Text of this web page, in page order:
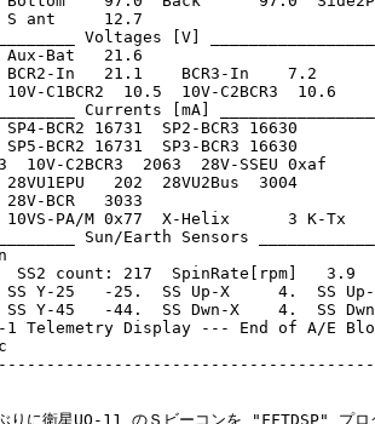
S ant     12.7
Voltages [V]
Bat   21.6
BCR2-In   21.1    BCR3-In    7.2
C1BCR2  10.5  10V-C2BCR3  10.6
Currents [mA]
BCR2 16731  SP2-BCR3 16630
BCR2 16731  SP3-BCR3 16630
10V-C2BCR3  2063  28V-SSEU 0xaf
202  28VU2Bus  3004
BCR   3033
10VS-PA/M 0x77  X-Helix      3 K-Tx
Sun/Earth Sensors
SS2 count: 217  SpinRate[rpm]   3.9
Y-25   -25.  SS Up-X     4.  SS
Y-45   -44.  SS Dwn-X    4.  SS
1 Telemetry Display --- End of A/E
に衛星UO-11 のＳビーコンを "FFTDSP" プロ